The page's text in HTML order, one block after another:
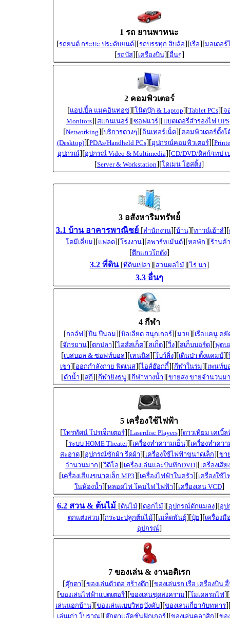
1 รถ ยานพาหนะ
[รถยนต์ กระบะ ประดับยนต์][รถบรรทุก สิบล้อ][เรือ][มอเตอร์
[รถบัส][เครื่องบิน][อื่นๆ]
2 คอมพิวเตอร์
[แอปเปิ้ล แมคอินทอช][โน๊ตบุ๊ก & Laptop][Tablet PCs][จ
Monitors][สแกนเนอร์][ซอฟแวร์][แบตเตอรี่สำรองไฟ UPS
[Networking][บริการต่างๆ][อินเทอร์เน็ต][คอมพิวเตอร์ตั้งโ
(Desktop)][PDAs/Handheld PCs][อุปกรณ์คอมพิวเตอร์][
อุปกรณ์][อุปกรณ์ Video & Multimedia][CD/DVD/ดิสก์/เทป เ
[Server & Workstation][โดเมน โฮสติ้ง]
3 อสังหาริมทรัพย์์
3.1 บ้าน อาคารพาณิชย์ [สำนักงาน][บ้าน][ทาวน์เฮ้าส์][
โดมีเดี่ยม][แฟลต][โรงงาน][อพาร์ทเม้นต์][หอพัก][ร้านค้า
[ตึกแถวโกดัง]
3.2 ที่ดิน [ที่ดินเปล่า][สวนผลไม้][ไร่ นา]
3.3 อื่นๆ
4 กีฬา
[กอล์ฟ][ปืน ปืนลม][บิลเลียด สนุกเกอร์][มวย][เรือแคนู คยั
[จักรยาน][ตกปลา][ไอส์สเก็ต][สเก็ต][วิ่ง][สเก็บบอร์ด][ฟุตบ
[เบสบอล & ซอฟท์บอล][เทนนิส][โบว์ลิ่ง][เดินป่า ตั้งแคมป์][
เขา][ออกกำลังกาย ฟิตเนส][ไอส์ฮ๊อกกี้][กีฬาในร่ม][เพนท์บ
[ดำน้ำ][สกี][กีฬายิงธนู][กีฬาทางน้ำ][ขายส่ง ขายจำนวนม
5 เครื่องใช้ไฟฟ้า
[โทรทัศน์ โปรเจ็กเตอร์][Laserdisc Players][ดาวเทียม เคเบิ้ล
[ระบบ HOME Theater][เครื่องทำความเย็น][เครื่องทำควา
สะอาด][อุปกรณ์ซักผ้า รีดผ้า][เครื่องใช้ไฟฟ้าขนาดเล็ก][ขา
จำนวนมาก][วีดีโอ][เครื่องเล่นและบันทึกDVD][เครื่องเสีย
[เครื่องเสียงขนาดเล็ก MP3][เครื่องไฟฟ้าในครัว][เครื่องใช้ไ
ในห้องน้ำ][หลอดไฟ โคมไฟ ไฟฟ้า][เครื่องเล่น VCD]
6.2 สวน & ต้นไม้ [ต้นไม้][ดอกไม้][อุปกรณ์ดักแมลง][อุ
ตกแต่งสวน][กระบะปลูกต้นไม้][เมล็ดพันธุ์][ปุ๋ย][เครื่องมื
อุปกรณ์]
7 ของเล่น & งานอดิเรก
[ตุ๊กตา][ของเล่นตัวต่อ สร้างตึก][ของเล่นรถ เรือ เครื่องบิน
[ของเล่นไฟฟ้าแบตเตอรี่][ของเล่นชุดสงคราม][โมเดลรถไฟ][
เล่นนอกบ้าน][ของเล่นแบบวิทยุบังคับ][ของเล่นเกี่ยวกับทหาร
เล่นเก่า โบราณ][ตุ๊กตาแอ๊คชั่นฟิกเกอร์][ของเล่นคลาสิก][ขอ